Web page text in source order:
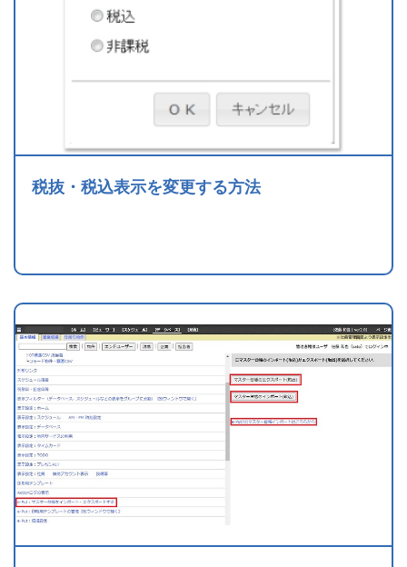
税抜・税込表示を変更する方法